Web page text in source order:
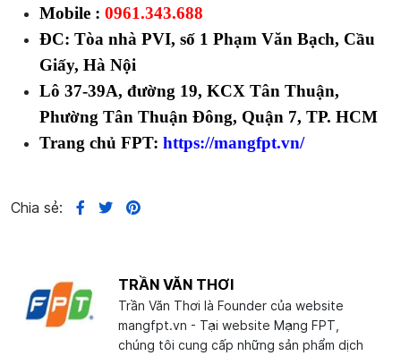
Mobile : 0961.343.688
ĐC: Tòa nhà PVI, số 1 Phạm Văn Bạch, Cầu
Giấy, Hà Nội
Lô 37-39A, đường 19, KCX Tân Thuận,
Phường Tân Thuận Đông, Quận 7, TP. HCM
Trang chủ FPT: https://mangfpt.vn/
Chia sẻ:
TRẦN VĂN THƠI
Trần Văn Thơi là Founder của website
mangfpt.vn - Tại website Mạng FPT,
chúng tôi cung cấp những sản phẩm dịch